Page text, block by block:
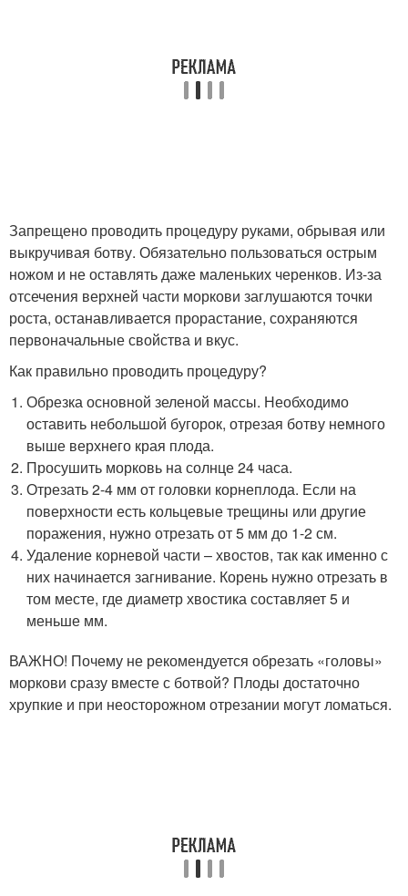
Запрещено проводить процедуру руками, обрывая или
выкручивая ботву. Обязательно пользоваться острым
ножом и не оставлять даже маленьких черенков. Из-за
отсечения верхней части моркови заглушаются точки
роста, останавливается прорастание, сохраняются
первоначальные свойства и вкус.
Как правильно проводить процедуру?
Обрезка основной зеленой массы. Необходимо
оставить небольшой бугорок, отрезая ботву немного
выше верхнего края плода.
Просушить морковь на солнце 24 часа.
Отрезать 2-4 мм от головки корнеплода. Если на
поверхности есть кольцевые трещины или другие
поражения, нужно отрезать от 5 мм до 1-2 см.
Удаление корневой части – хвостов, так как именно с
них начинается загнивание. Корень нужно отрезать в
том месте, где диаметр хвостика составляет 5 и
меньше мм.
ВАЖНО! Почему не рекомендуется обрезать «головы»
моркови сразу вместе с ботвой? Плоды достаточно
хрупкие и при неосторожном отрезании могут ломаться.